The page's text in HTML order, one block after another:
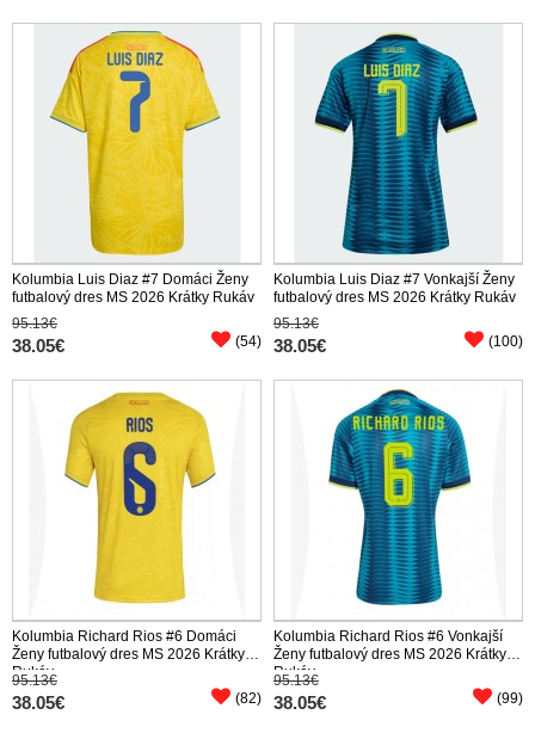
Kolumbia Luis Diaz #7 Domáci Ženy
futbalový dres MS 2026 Krátky Rukáv
95.13€
38.05€ (54)
Kolumbia Luis Diaz #7 Vonkajší Ženy
futbalový dres MS 2026 Krátky Rukáv
95.13€
38.05€ (100)
Kolumbia Richard Rios #6 Domáci
Ženy futbalový dres MS 2026 Krátky
Rukáv
95.13€
38.05€ (82)
Kolumbia Richard Rios #6 Vonkajší
Ženy futbalový dres MS 2026 Krátky
Rukáv
95.13€
38.05€ (99)